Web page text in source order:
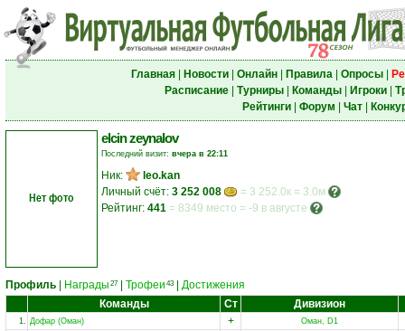
Главная| Новости| Онлайн| Правила| Опросы|
Расписание| Турниры| Команды| Игроки|
Рейтинги| Форум Чат|
Нет фото
elcin zeynalov
Последний визит: вчера в 22:11
Ник:
leo.kan
Личный счёт: 3 252 008
= 3 252.0к = 3.0м
Рейтинг: 441 = 8349 место = -9 в августе
Профиль Награды 27 Трофеи 43
Достижения
Команды
Ст Дивизион
1. Дофар (Оман) +
Оман, D1